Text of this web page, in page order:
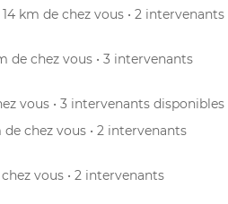
14 km de chez vous • 2 intervenants
de chez vous • 3 intervenants
vous • 3 intervenants disponibles
de chez vous • 2 intervenants
vous • 2 intervenants